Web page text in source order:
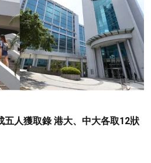
五人獲取錄 港大、中大各取12狀